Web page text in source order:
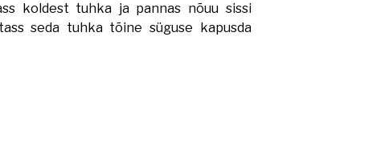
koldest tuhka ja pannas nõuu sissi
seda tuhka tõine süguse kapusda